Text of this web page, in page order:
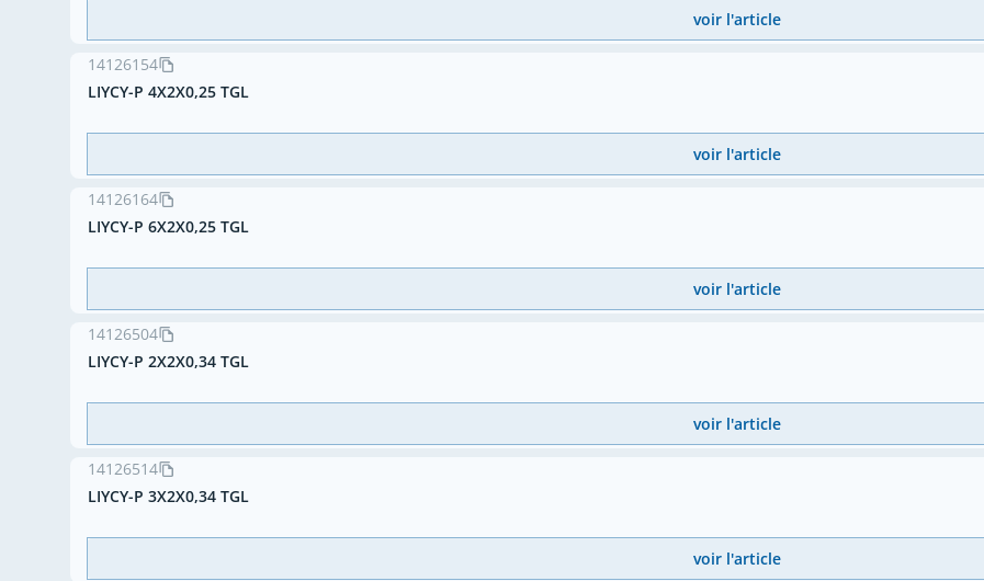
voir l'article
14126154
LIYCY-P 4X2X0,25 TGL
voir l'article
14126164
LIYCY-P 6X2X0,25 TGL
voir l'article
14126504
LIYCY-P 2X2X0,34 TGL
voir l'article
14126514
LIYCY-P 3X2X0,34 TGL
voir l'article